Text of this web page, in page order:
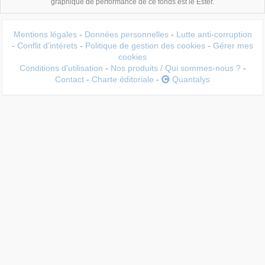
graphique de performance de ce fonds est le Ester.
Mentions légales - Données personnelles - Lutte anti-corruption
- Conflit d'intérets - Politique de gestion des cookies - Gérer mes
cookies
Conditions d'utilisation - Nos produits / Qui sommes-nous ? -
Contact - Charte éditoriale - Quantalys